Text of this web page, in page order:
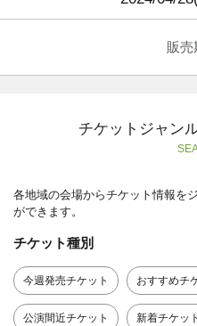
販売
チケットジャン
各地域の会場からチケット情報を
ができます。
チケット種別
今週発売チケット おすすめチ
公演間近チケット 新着チケット